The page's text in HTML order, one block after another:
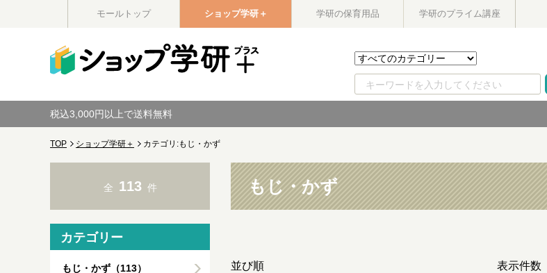
モールトップ ショップ学研＋ 学研の保育用品 学研のプライム講座
税込3,000円以上で送料無料
TOP ショップ学研＋ カテゴリ:もじ・かず
もじ・かず
並び順 表示件数
全 113 件
カテゴリー
もじ・かず（113）